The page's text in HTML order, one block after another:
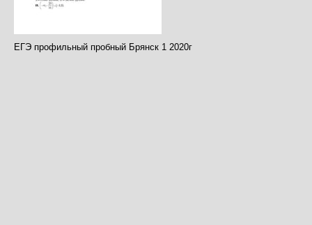
ЕГЭ профильный пробный Брянск 1 2020г